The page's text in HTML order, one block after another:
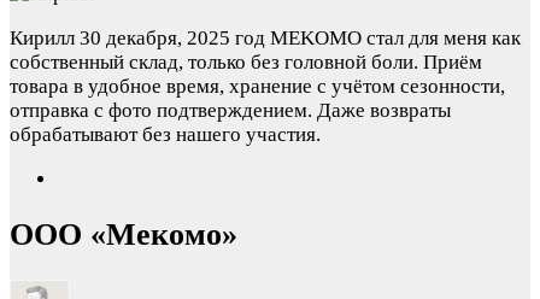
Кирилл 30 декабря, 2025 год MEKOMO стал для меня как
собственный склад, только без головной боли. Приём
товара в удобное время, хранение с учётом сезонности,
отправка с фото подтверждением. Даже возвраты
обрабатывают без нашего участия.
ООО «Мекомо»